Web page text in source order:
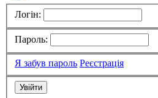
Логін:
Пароль:
Я забув пароль Реєстрація